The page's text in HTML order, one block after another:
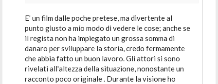
E' un film dalle poche pretese, ma divertente al
punto giusto a mio modo di vedere le cose; anche se
il regista non ha impiegato un grossa somma di
danaro per sviluppare la storia, credo fermamente
che abbia fatto un buon lavoro. Gli attori si sono
rivelati all'altezza della situazione, nonostante un
racconto poco originale . Durante la visione ho